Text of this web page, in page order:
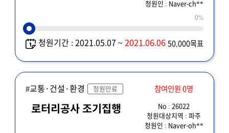
청원인 : Naver-ch**
0%
청원기간 : 2021.05.07 ~2021.06.06 50,000목표
#교통·건설·환경 청원만료 참여인원 0명
로터리공사 조기집행
No : 26022
청원대상지역 : 파주
청원인 : Naver-oh**